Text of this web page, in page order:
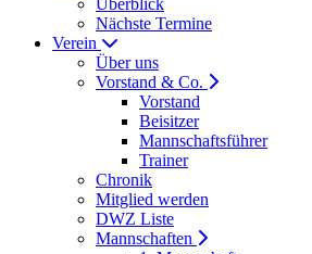
Überblick
Nächste Termine
Verein
Über uns
Vorstand & Co.
Vorstand
Beisitzer
Mannschaftsführer
Trainer
Chronik
Mitglied werden
DWZ Liste
Mannschaften